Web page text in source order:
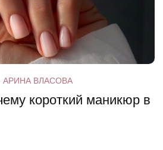
АРИНА ВЛАСОВА
короткий маникюр в